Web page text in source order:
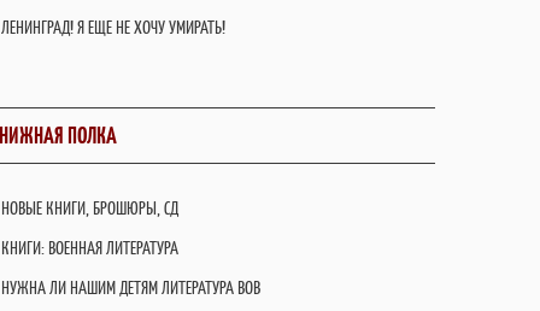
ЛЕНИНГРАД! Я ЕЩЕ НЕ ХОЧУ УМИРАТЬ!
ПОЛКА
НОВЫЕ КНИГИ, БРОШЮРЫ, СД
КНИГИ: ВОЕННАЯ ЛИТЕРАТУРА
НУЖНА ЛИ НАШИМ ДЕТЯМ ЛИТЕРАТУРА ВОВ